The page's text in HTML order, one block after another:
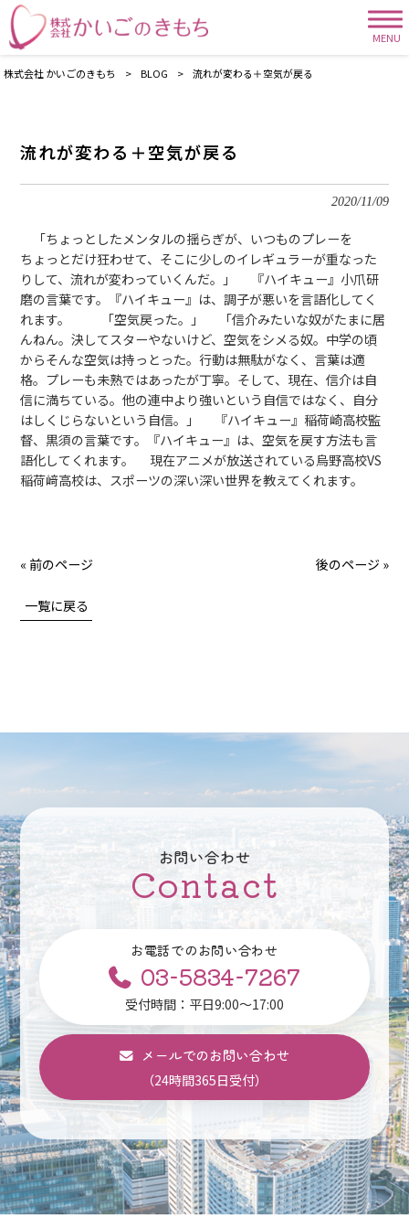
MENU
株式会社 かいごのきもち > BLOG > 流れが変わる＋空気が戻る
流れが変わる＋空気が戻る
2020/11/09
「ちょっとしたメンタルの揺らぎが、いつものプレーを
ちょっとだけ狂わせて、そこに少しのイレギュラーが重なった
りして、流れが変わっていくんだ。」 『ハイキュー』小爪研
磨の言葉です。『ハイキュー』は、調子が悪いを言語化してく
れます。 「空気戻った。」 「信介みたいな奴がたまに居
んねん。決してスターやないけど、空気をシメる奴。中学の頃
からそんな空気は持っとった。行動は無駄がなく、言葉は適
格。プレーも未熟ではあったが丁寧。そして、現在、信介は自
信に満ちている。他の連中より強いという自信ではなく、自分
はしくじらないという自信。」 『ハイキュー』稲荷崎高校監
督、黒須の言葉です。『ハイキュー』は、空気を戻す方法も言
語化してくれます。 現在アニメが放送されている烏野高校VS
稲荷﨑高校は、スポーツの深い深い世界を教えてくれます。
« 前のページ 後のページ »
一覧に戻る
お問い合わせ
Contact
お電話でのお問い合わせ
03-5834-7267
受付時間：平日9:00～17:00
メールでのお問い合わせ
（24時間365日受付）